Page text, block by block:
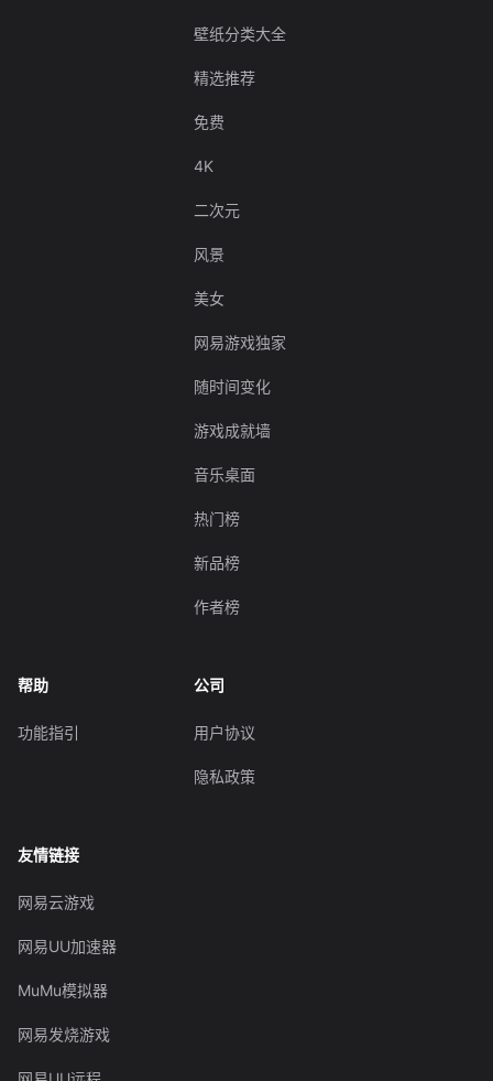
壁纸分类大全
精选推荐
免费
4K
二次元
风景
美女
网易游戏独家
随时间变化
游戏成就墙
音乐桌面
热门榜
新品榜
作者榜
帮助
功能指引
公司
用户协议
隐私政策
友情链接
网易云游戏
网易UU加速器
MuMu模拟器
网易发烧游戏